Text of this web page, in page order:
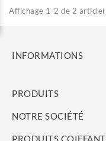
Affichage 1-2 de 2
INFORMATIONS
PRODUITS
NOTRE SOCIÉTÉ
PRODUITS